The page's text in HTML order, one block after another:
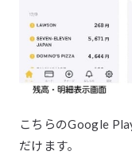
こちらのGoogle
だけます。